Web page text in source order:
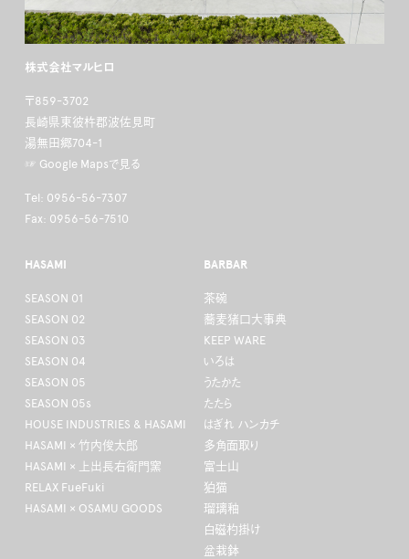
株式会社マルヒロ
〒859-3702
長崎県東彼杵郡波佐見町
湯無田郷704-1
☞ Google Mapsで見る
Tel: 0956-56-7307
Fax: 0956-56-7510
HASAMI
SEASON 01
SEASON 02
SEASON 03
SEASON 04
SEASON 05
SEASON 05s
HOUSE INDUSTRIES & HASAMI
HASAMI × 竹内俊太郎
HASAMI × 上出長右衛門窯
RELAX FueFuki
HASAMI × OSAMU GOODS
BARBAR
茶碗
蕎麦猪口大事典
KEEP WARE
いろは
うたかた
たたら
はぎれ ハンカチ
多角面取り
富士山
狛猫
瑠璃釉
白磁杓掛け
盆栽鉢